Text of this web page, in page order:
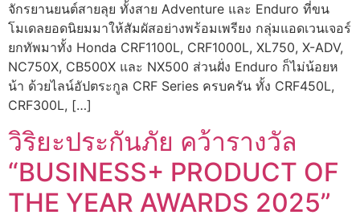
จักรยานยนต์สายลุย ทั้งสาย Adventure และ Enduro ที่ขน
โมเดลยอดนิยมมาให้สัมผัสอย่างพร้อมเพรียง กลุ่มแอดเวนเจอร์
ยกทัพมาทั้ง Honda CRF1100L, CRF1000L, XL750, X-ADV,
NC750X, CB500X และ NX500 ส่วนฝั่ง Enduro ก็ไม่น้อยห
น้า ด้วยไลน์อัปตระกูล CRF Series ครบครัน ทั้ง CRF450L,
CRF300L, […]
วิริยะประกันภัย คว้ารางวัล
“BUSINESS+ PRODUCT OF
THE YEAR AWARDS 2025”